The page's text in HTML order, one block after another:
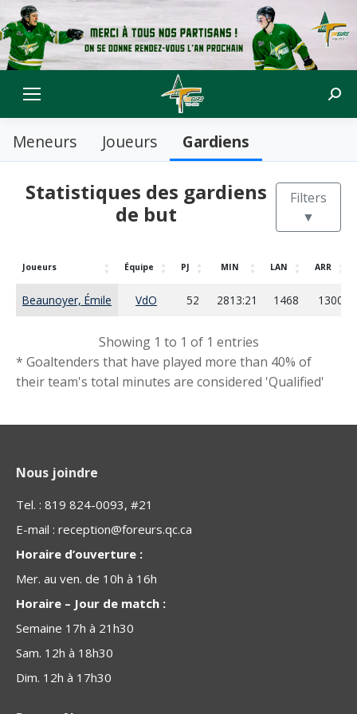
Meneurs Joueurs Gardiens
Statistiques des gardiens
de but
Filters
▼
Joueurs Équipe PJ MIN LAN ARR
Beaunoyer, Émile VdO 52 2813:21 1468 1300
Showing 1 to 1 of 1 entries
* Goaltenders that have played more than 40% of
their team's total minutes are considered 'Qualified'
Nous joindre
Tel. : 819 824-0093, #21
E-mail : reception@foreurs.qc.ca
Horaire d’ouverture :
Mer. au ven. de 10h à 16h
Horaire – Jour de match :
Semaine 17h à 21h30
Sam. 12h à 18h30
Dim. 12h à 17h30